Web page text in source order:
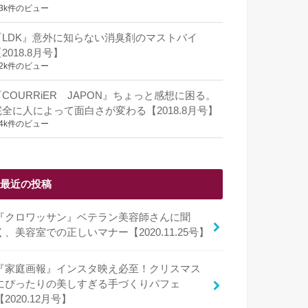
件のビュー
LDK』意外に知らない消臭剤のマストバイ
2018.8月号】
件のビュー
COURRiER JAPON』ちょっと感想に困る。
全に人によって面白さが変わる【2018.8月号】
件のビュー
最近の投稿
『クロワッサン』ベテラン美容師さんに聞
、美容室での正しいマナー【2020.11.25号】
『家庭画報』インスタ映え必至！クリスマス
ぴったりの美しすぎる手づくりパフェ
【2020.12月号】